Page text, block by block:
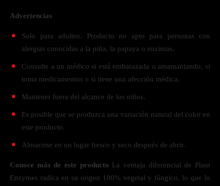
Advertencias
Solo para adultos. Producto no apto para personas con
alergias conocidas a la piña, la papaya o enzimas.
Consulte a un médico si está embarazada o amamantando, si
toma medicamentos o si tiene una afección médica.
Mantener fuera del alcance de los niños.
Es posible que se produzca una variación natural del color en
este producto.
Almacene en un lugar fresco y seco después de abrir.
Conoce más de este producto La ventaja diferencial de Plant
Enzymes radica en su origen 100% vegetal y fúngico, lo que lo